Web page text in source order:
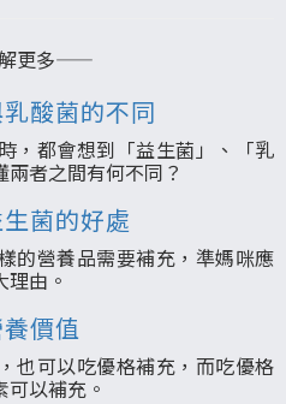
更多——
酸菌的不同
，都會想到「益生菌」、「乳
者之間有何不同？
菌的好處
的營養品需要補充，準媽咪應
由。
價值
也可以吃優格補充，而吃優格
以補充。